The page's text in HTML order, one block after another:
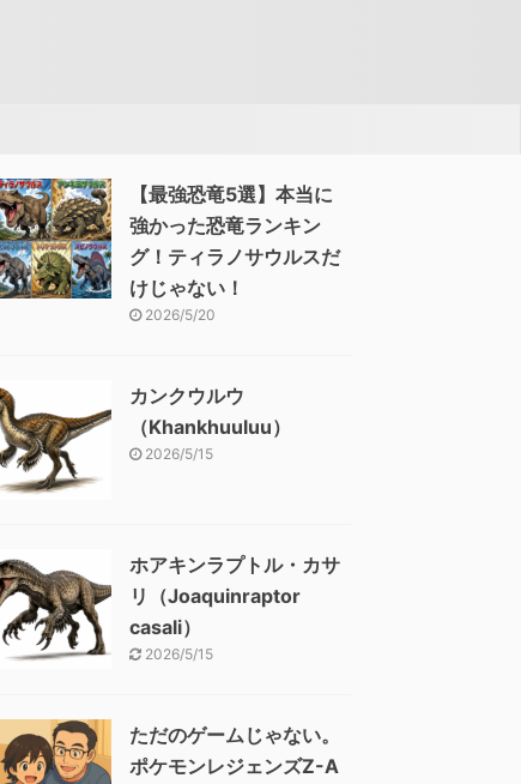
【最強恐竜5選】本当に
強かった恐竜ランキン
グ！ティラノサウルスだ
けじゃない！
2026/5/20
カンクウルウ
（Khankhuuluu）
2026/5/15
ホアキンラプトル・カサ
リ（Joaquinraptor
casali）
2026/5/15
ただのゲームじゃない。
ポケモンレジェンズZ-A